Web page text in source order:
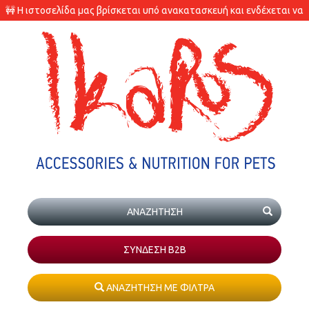
🚧 Η ιστοσελίδα μας βρίσκεται υπό ανακατασκευή και ενδέχεται να
υπάρχουν διαφορές στις διαθεσιμότητες των προϊόντων.
ΣΥΝΔΕΣΗ Β2Β
ΑΝΑΖΗΤΗΣΗ ΜΕ ΦΙΛΤΡΑ